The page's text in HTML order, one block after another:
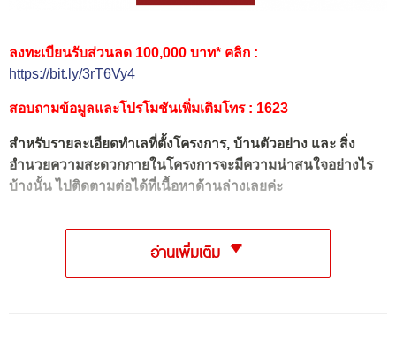
ลงทะเบียนรับส่วนลด 100,000 บาท* คลิก :
https://bit.ly/3rT6Vy4
สอบถามข้อมูลและโปรโมชันเพิ่มเติมโทร : 1623
สำหรับรายละเอียดทำเลที่ตั้งโครงการ, บ้านตัวอย่าง และ สิ่ง
อำนวยความสะดวกภายในโครงการจะมีความน่าสนใจอย่างไร
บ้างนั้น ไปติดตามต่อได้ที่เนื้อหาด้านล่างเลยค่ะ
อ่านเพิ่มเติม